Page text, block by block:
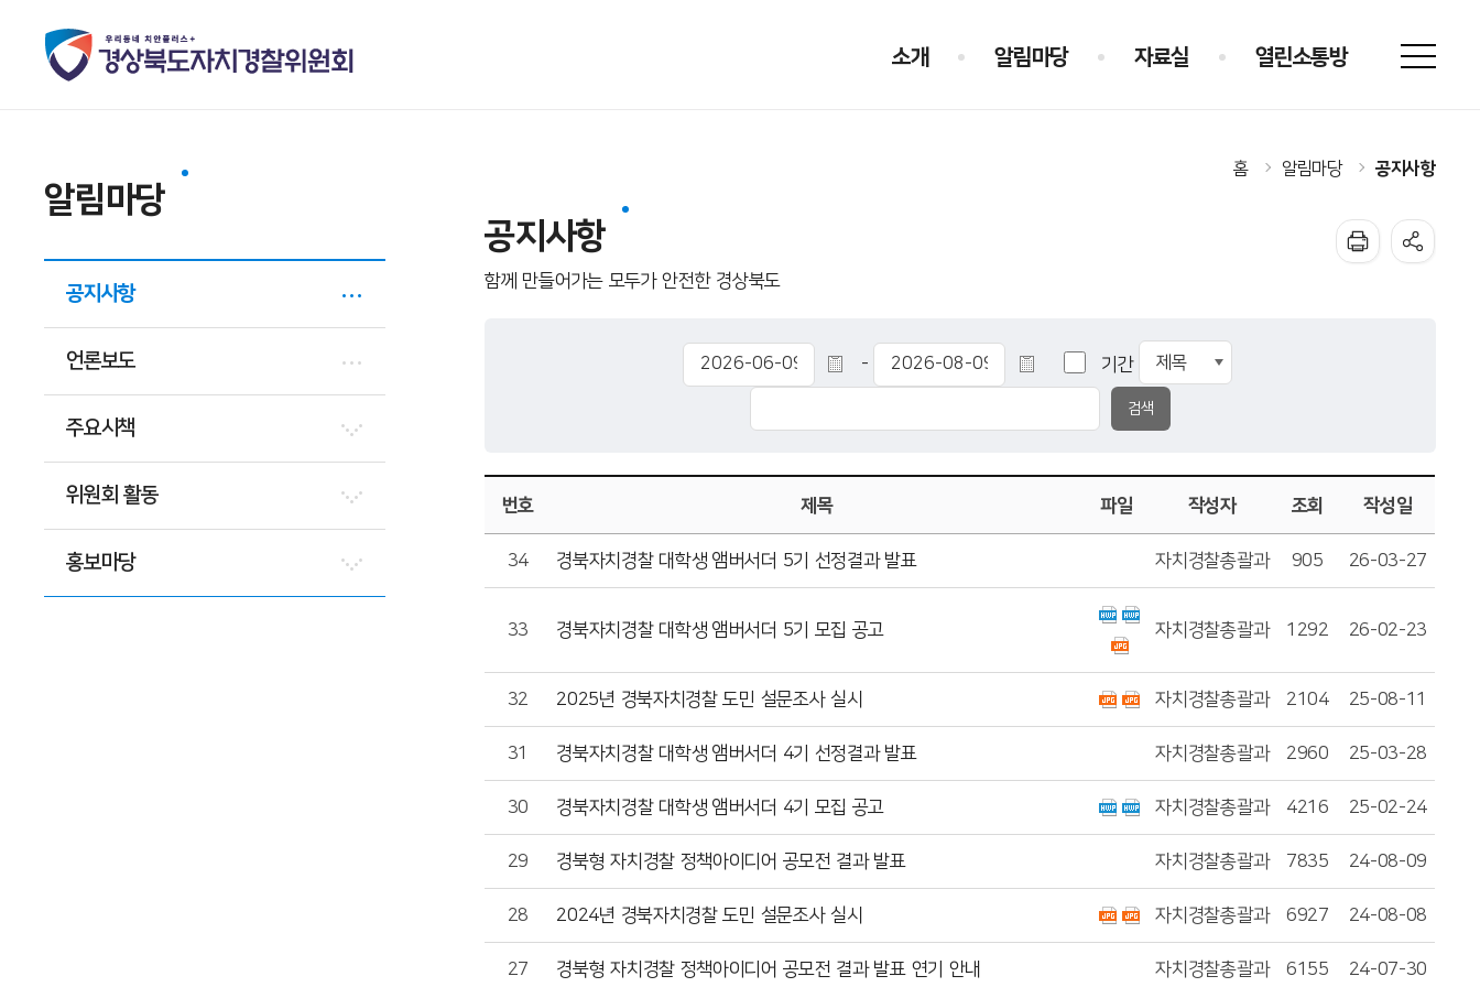
소개 알림마당 자료실 열린소통방
알림마당
공지사항
언론보도
주요시책
위원회 활동
홍보마당
홈 알림마당 공지사항
공지사항
함께 만들어가는 모두가 안전한 경상북도
- 기간
번호 제목 파일 작성자 조회 작성일
34 경북자치경찰 대학생 앰버서더 5기 선정결과 발표 자치경찰총괄과 905 26-03-27
33 경북자치경찰 대학생 앰버서더 5기 모집 공고 자치경찰총괄과 1292 26-02-23
32 2025년 경북자치경찰 도민 설문조사 실시 자치경찰총괄과 2104 25-08-11
31 경북자치경찰 대학생 앰버서더 4기 선정결과 발표 자치경찰총괄과 2960 25-03-28
30 경북자치경찰 대학생 앰버서더 4기 모집 공고 자치경찰총괄과 4216 25-02-24
29 경북형 자치경찰 정책아이디어 공모전 결과 발표 자치경찰총괄과 7835 24-08-09
28 2024년 경북자치경찰 도민 설문조사 실시 자치경찰총괄과 6927 24-08-08
27 경북형 자치경찰 정책아이디어 공모전 결과 발표 연기 안내 자치경찰총괄과 6155 24-07-30